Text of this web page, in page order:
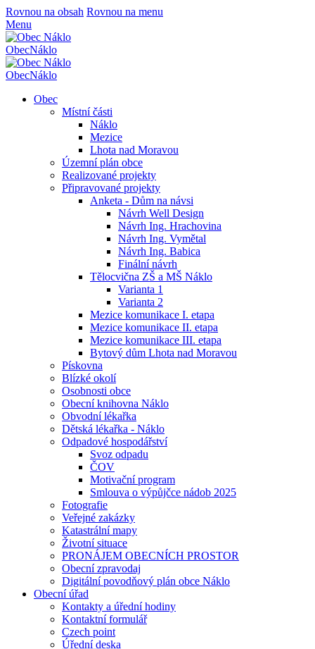
Rovnou na obsah Rovnou na menu
Menu
ObecNáklo
ObecNáklo
Obec
Místní části
Náklo
Mezice
Lhota nad Moravou
Územní plán obce
Realizované projekty
Připravované projekty
Anketa - Dům na návsi
Návrh Well Design
Návrh Ing. Hrachovina
Návrh Ing. Vymětal
Návrh Ing. Babica
Finální návrh
Tělocvična ZŠ a MŠ Náklo
Varianta 1
Varianta 2
Mezice komunikace I. etapa
Mezice komunikace II. etapa
Mezice komunikace III. etapa
Bytový dům Lhota nad Moravou
Pískovna
Blízké okolí
Osobnosti obce
Obecní knihovna Náklo
Obvodní lékařka
Dětská lékařka - Náklo
Odpadové hospodářství
Svoz odpadu
ČOV
Motivační program
Smlouva o výpůjčce nádob 2025
Fotografie
Veřejné zakázky
Katastrální mapy
Životní situace
PRONÁJEM OBECNÍCH PROSTOR
Obecní zpravodaj
Digitální povodňový plán obce Náklo
Obecní úřad
Kontakty a úřední hodiny
Kontaktní formulář
Czech point
Úřední deska